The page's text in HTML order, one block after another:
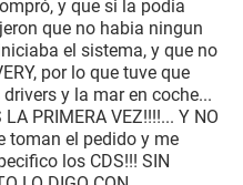
y que si la podia
que no habia ningun
el sistema, y que no
por lo que tuve que
y la mar en coche...
PRIMERA VEZ!!!!... Y NO
toman el pedido y me
los CDS!!! SIN